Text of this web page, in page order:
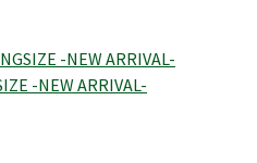
-NEW ARRIVAL-
-NEW ARRIVAL-